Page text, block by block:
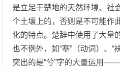
是立足于楚地的天然环境、社
个土壤上的，否则是不可能作
化的特点。楚辞中使用了大量
也不例外，如“搴”（动词）、“
突出的是“兮”字的大量运用——